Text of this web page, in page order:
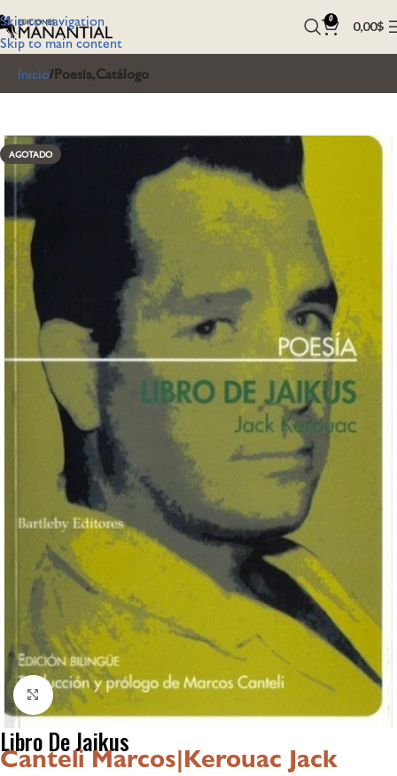
Skip to navigation
Skip to main content
0 0,00$
Inicio Poesía,Catálogo
AGOTADO
Click to enlarge
Libro De Jaikus
Canteli Marcos|Kerouac Jack